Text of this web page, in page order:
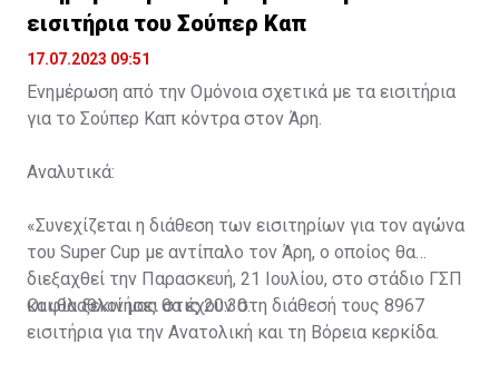
εισιτήρια του Σούπερ Καπ
17.07.2023 09:51
Ενημέρωση από την Ομόνοια σχετικά με τα εισιτήρια
για το Σούπερ Καπ κόντρα στον Άρη.
Αναλυτικά:
«Συνεχίζεται η διάθεση των εισιτηρίων για τον αγώνα
του Super Cup με αντίπαλο τον Άρη, ο οποίος θα
διεξαχθεί την Παρασκευή, 21 Ιουλίου, στο στάδιο ΓΣΠ
και θα ξεκινήσει στις 20:30.
Οι φίλαθλοί μας θα έχουν στη διάθεσή τους 8967
εισιτήρια για την Ανατολική και τη Βόρεια κερκίδα.